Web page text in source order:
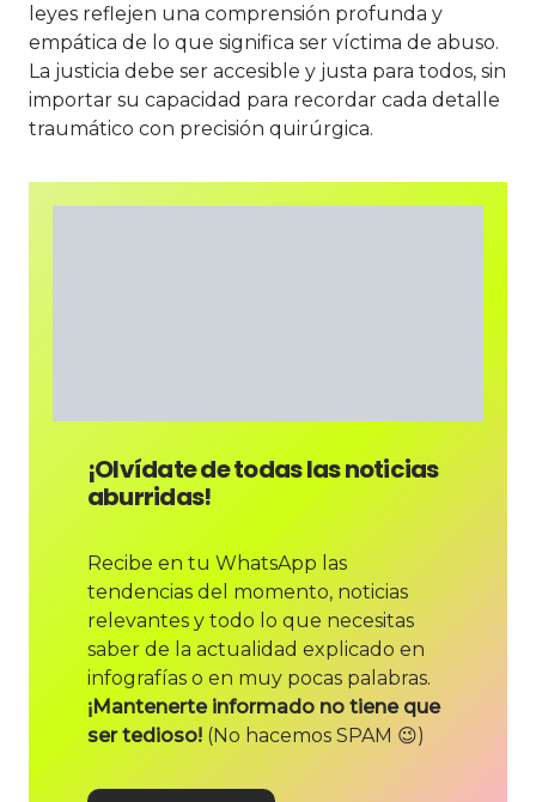
leyes reflejen una comprensión profunda y
empática de lo que significa ser víctima de abuso.
La justicia debe ser accesible y justa para todos, sin
importar su capacidad para recordar cada detalle
traumático con precisión quirúrgica.
¡Olvídate de todas las noticias
aburridas!
Recibe en tu WhatsApp las
tendencias del momento, noticias
relevantes y todo lo que necesitas
saber de la actualidad explicado en
infografías o en muy pocas palabras.
¡Mantenerte informado no tiene que
ser tedioso!(No hacemos SPAM 😉)